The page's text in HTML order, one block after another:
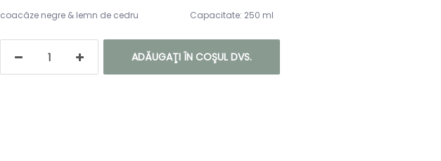
coacăze negre & lemn de cedru Capacitate: 250 ml
ADĂUGAŢI ÎN COŞUL DVS.